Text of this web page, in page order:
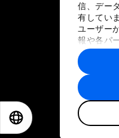
信、デー
有してい
ユーザー
報や各パ
に収集さ
トナーに
す。
プライバシ
©